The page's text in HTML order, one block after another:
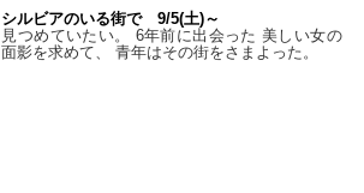
シルビアのいる街で 9/5(土)～
見つめていたい。 6年前に出会った 美しい女の
面影を求めて、 青年はその街をさまよった。